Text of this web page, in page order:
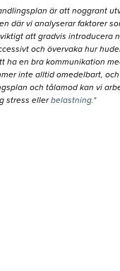
är att noggrant
där vi analyserar faktorer
att gradvis introducera
och övervaka hur
ha en bra kommunikation
inte alltid omedelbart,
och tålamod kan vi
stress ellerbelastning."